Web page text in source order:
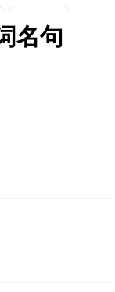
松树
山水
刘禹锡
名句